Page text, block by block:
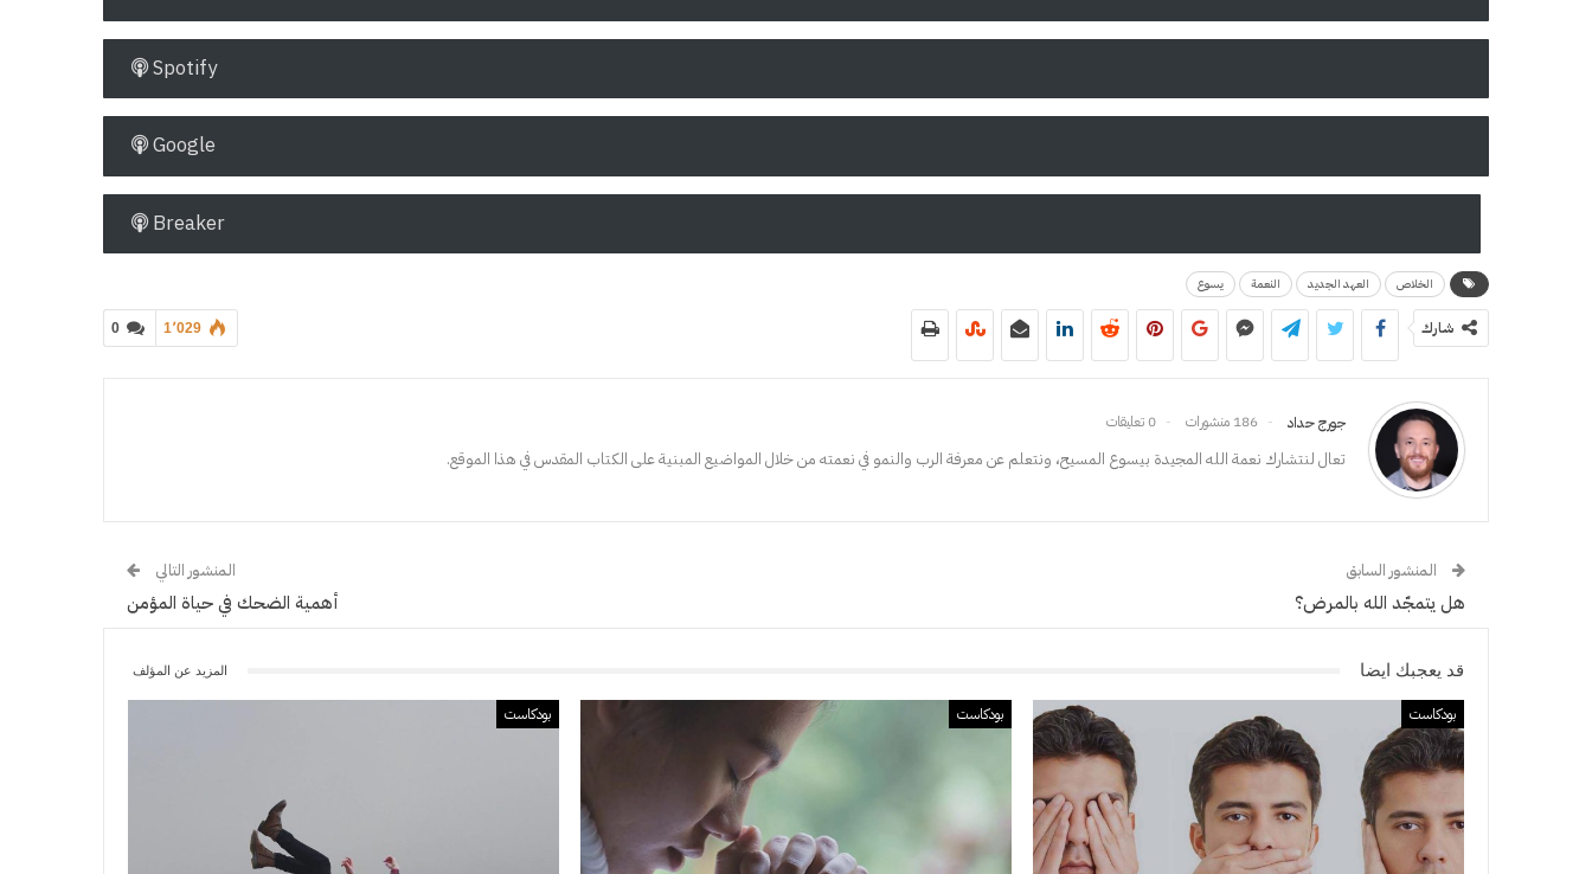
Spotify
Google
Breaker
الخلاص العهد الجديد النعمة يسوع
0 1٬029 شارك
جورج حداد 186 منشورات 0 تعليقات
تعال لنتشارك نعمة الله المجيدة بيسوع المسيح، ونتعلم عن معرفة الرب والنمو في نعمته من خلال المواضيع المبنية على الكتاب المقدس في هذا الموقع.
المنشور السابق
هل يتمجّد الله بالمرض؟
المنشور التالي
أهمية الضحك في حياة المؤمن
قد يعجبك ايضا المزيد عن المؤلف
بودكاست بودكاست بودكاست